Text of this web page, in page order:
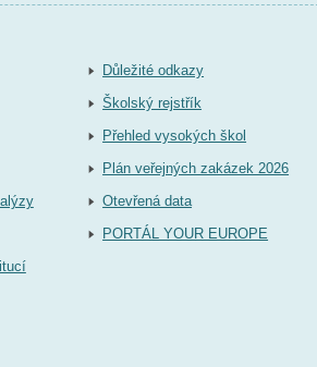
Důležité odkazy
Školský rejstřík
Přehled vysokých škol
Plán veřejných zakázek 2026
Otevřená data
PORTÁL YOUR EUROPE